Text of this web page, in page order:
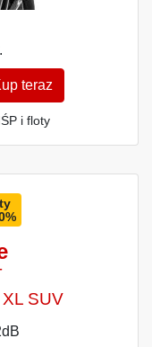
teraz
i floty
XL SUV